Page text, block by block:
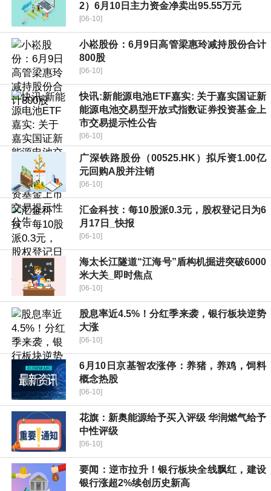
2）6月10日主力资金净卖出95.55万元
[06-10]
小崧股份：6月9日高管梁惠玲减持股份合计
800股
[06-10]
快讯:新能源电池ETF嘉实: 关于嘉实国证新
能源电池交易型开放式指数证券投资基金上
市交易提示性公告
[06-10]
广深铁路股份（00525.HK）拟斥资1.00亿
元回购A股并注销
[06-10]
汇金科技：每10股派0.3元，股权登记日为6
月17日_快报
[06-10]
海太长江隧道“江海号”盾构机掘进突破6000
米大关_即时焦点
[06-10]
股息率近4.5%！分红季来袭，银行板块逆势
大涨
[06-10]
6月10日京基智农涨停：养猪，养鸡，饲料
概念热股
[06-10]
花旗：新奥能源给予买入评级 华润燃气给予
中性评级
[06-10]
要闻：逆市拉升！银行板块全线飘红，建设
银行涨超2%续创历史新高